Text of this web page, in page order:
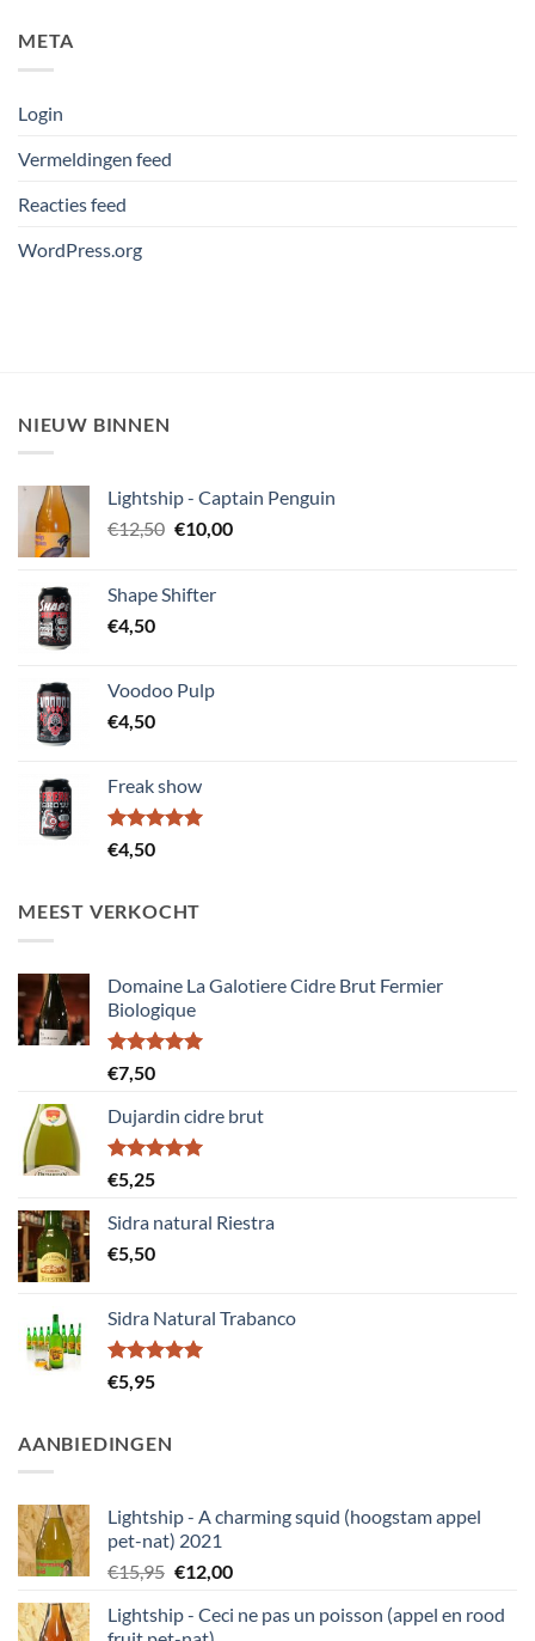
META
Login
Vermeldingen feed
Reacties feed
WordPress.org
NIEUW BINNEN
Lightship - Captain Penguin
€12,50 Oorspronkelijke
€12,50.
€10,00Huidige
Shape Shifter
€4,50
Voodoo Pulp
€4,50
Freak show
Gewaardeerd
5.00
€4,50
MEEST VERKOCHT
Domaine La Galotiere Cidre Brut Fermier
Biologique
Gewaardeerd
5.00
€7,50
Dujardin cidre brut
Gewaardeerd
5.00
€5,25
Sidra natural Riestra
€5,50
Sidra Natural Trabanco
Gewaardeerd
5.00
€5,95
AANBIEDINGEN
Lightship - A charming squid (hoogstam appel
pet-nat) 2021
€15,95 Oorspronkelijke
was:
€12,00Huidige
is:
Lightship - Ceci ne pas un poisson (appel en rood